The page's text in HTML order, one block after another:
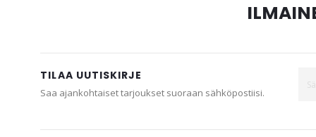
TILAA UUTISKIRJE
Saa ajankohtaiset tarjoukset suoraan sähköpostiisi.